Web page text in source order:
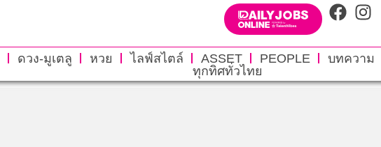
ดวง-มูเตลู หวย ไลฟ์สไตล์ ASSET PEOPLE
บทความ
ทุกทิศทั่วไทย